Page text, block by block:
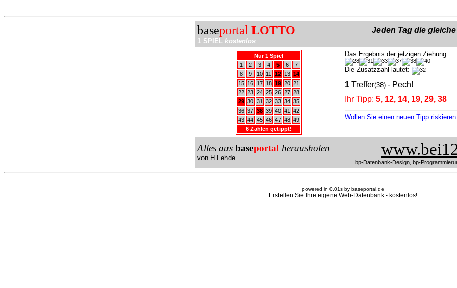
baseportal LOTTO
1 SPIEL kostenlos
Jeden Tag die
Nur 1 Spiel
1
2 3 4 5 6
7
8
9 10 11 12 13 14
15
16 17 18 19 20 21
22 23 24 25 26 27 28
29 30 31 32 33 34 35
36 37 38 39 40 41
42
43 44 45 46 47 48 49
6 Zahlen getippt!
Das Ergebnis der jetzigen Ziehung:
Die Zusatzzahl lautet:
1 Treffer(38) - Pech!
Ihr Tipp: 5, 12, 14, 19, 29, 38
Wollen Sie einen neuen Tipp
Alles aus baseportal herausholen
von H.Fehde
bp-Datenbank-Design, bp-
powered in 0.01s by baseportal.de
Erstellen Sie Ihre eigene Web-Datenbank - kostenlos!